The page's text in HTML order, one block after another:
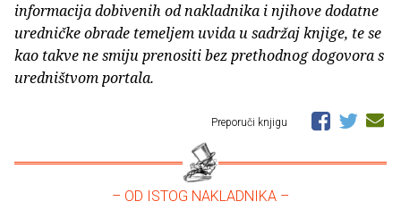
informacija dobivenih od nakladnika i njihove dodatne
uredničke obrade temeljem uvida u sadržaj knjige, te se
kao takve ne smiju prenositi bez prethodnog dogovora s
uredništvom portala.
Preporuči knjigu
– OD ISTOG NAKLADNIKA –